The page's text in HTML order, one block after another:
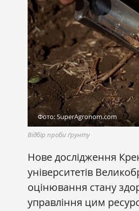
Фото: SuperAgronom.com
Відбір проби ґрунту
Нове дослідження
університетів
оцінювання стану
управління цим